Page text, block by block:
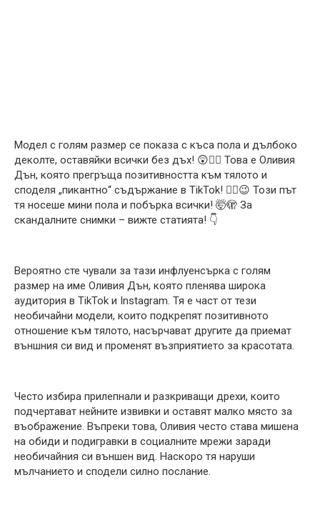
Модел с голям размер се показа с къса пола и дълбоко
деколте, оставяйки всички без дъх! 😲😵‍💫 Това е Оливия
Дън, която прегръща позитивността към тялото и
споделя „пикантно“ съдържание в TikTok! ❤️‍🔥😉 Този път
тя носеше мини пола и побърка всички! 🤯🫣 За
скандалните снимки – вижте статията! 👇
Вероятно сте чували за тази инфлуенсърка с голям
размер на име Оливия Дън, която пленява широка
аудитория в TikTok и Instagram. Тя е част от тези
необичайни модели, които подкрепят позитивното
отношение към тялото, насърчават другите да приемат
външния си вид и променят възприятието за красотата.
Често избира прилепнали и разкриващи дрехи, които
подчертават нейните извивки и оставят малко място за
въображение. Въпреки това, Оливия често става мишена
на обиди и подигравки в социалните мрежи заради
необичайния си външен вид. Наскоро тя наруши
мълчанието и сподели силно послание.